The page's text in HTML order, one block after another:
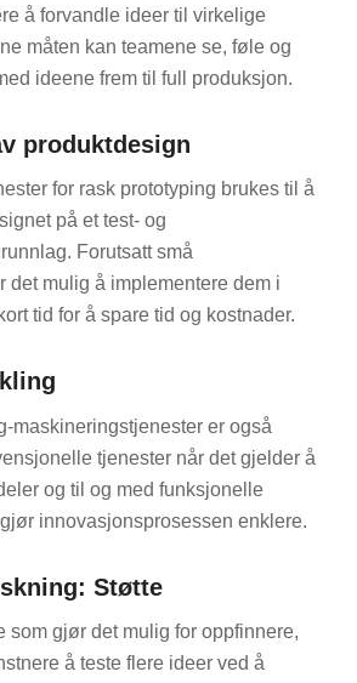
å forvandle ideer til virkelige
måten kan teamene se, føle og
ideene frem til full produksjon.
produktdesign
for rask prototyping brukes til å
på et test- og
Forutsatt små
det mulig å implementere dem i
tid for å spare tid og kostnader.
maskineringstjenester er også
tjenester når det gjelder å
og til og med funksjonelle
innovasjonsprosessen enklere.
Støtte
som gjør det mulig for oppfinnere,
å teste flere ideer ved å